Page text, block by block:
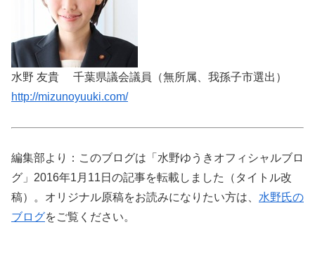
水野 友貴 千葉県議会議員（無所属、我孫子市選出）
http://mizunoyuuki.com/
編集部より：このブログは「水野ゆうきオフィシャルブロ
グ」2016年1月11日の記事を転載しました（タイトル改
稿）。オリジナル原稿をお読みになりたい方は、 水野氏の
ブログをご覧ください。